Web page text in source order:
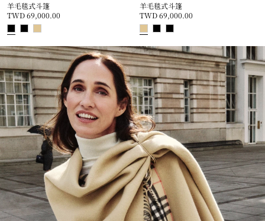
羊毛毯式斗篷
TWD 69,000.00
羊毛毯式斗篷
TWD 69,000.00